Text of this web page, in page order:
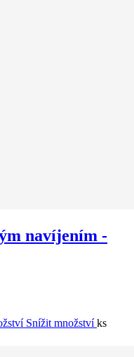
navíjením -
Snížit množstvíks